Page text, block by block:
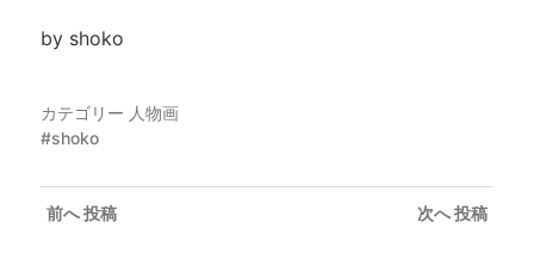
by shoko
カテゴリー 人物画
shoko
次へ投稿
前へ投稿